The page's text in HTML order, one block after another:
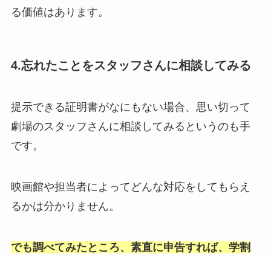
る価値はあります。
4.忘れたことをスタッフさんに相談してみる
提示できる証明書がなにもない場合、思い切って
劇場のスタッフさんに相談してみるというのも手
です。
映画館や担当者によってどんな対応をしてもらえ
るかは分かりません。
でも調べてみたところ、素直に申告すれば、学割